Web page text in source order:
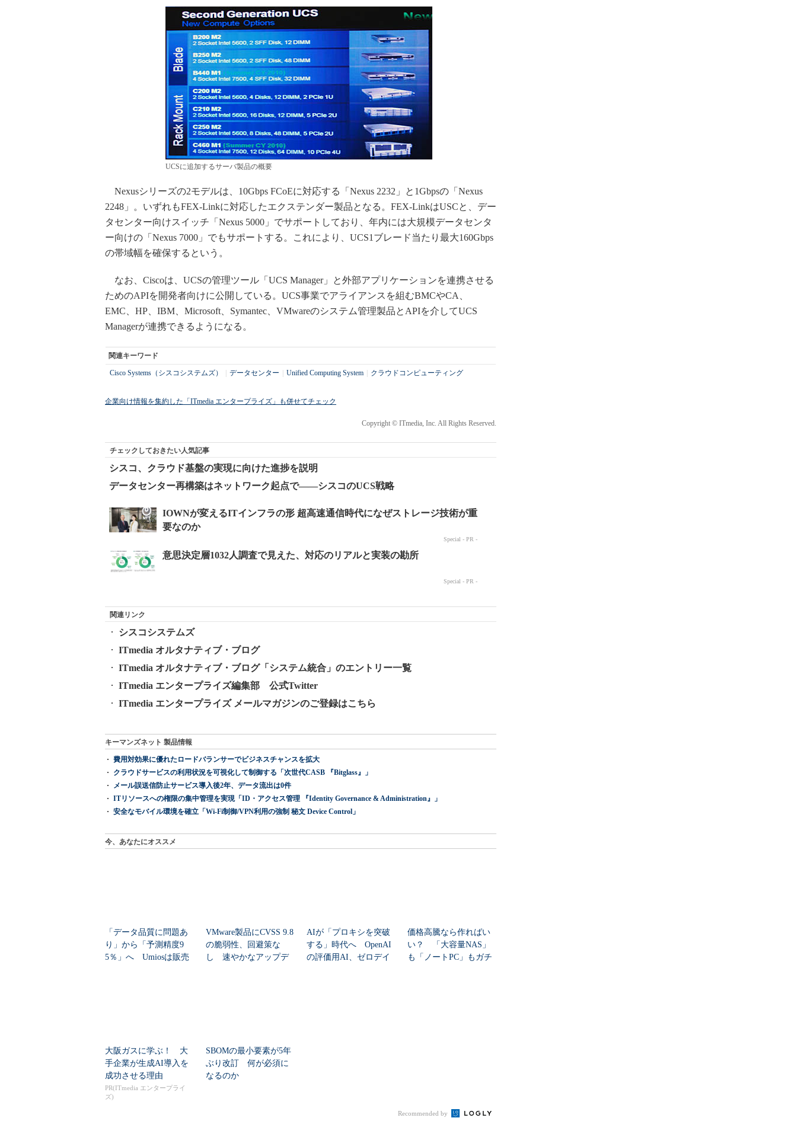
UCSに追加するサーバ製品の概要
Nexusシリーズの2モデルは、10Gbps FCoEに対応する「Nexus 2232」と1Gbpsの「Nexus
2248」。いずれもFEX-Linkに対応したエクステンダー製品となる。FEX-LinkはUSCと、デー
タセンター向けスイッチ「Nexus 5000」でサポートしており、年内には大規模データセンタ
ー向けの「Nexus 7000」でもサポートする。これにより、UCS1ブレード当たり最大160Gbps
の帯域幅を確保するという。
なお、Ciscoは、UCSの管理ツール「UCS Manager」と外部アプリケーションを連携させる
ためのAPIを開発者向けに公開している。UCS事業でアライアンスを組むBMCやCA、
EMC、HP、IBM、Microsoft、Symantec、VMwareのシステム管理製品とAPIを介してUCS
Managerが連携できるようになる。
関連キーワード
Cisco Systems（シスコシステムズ） データセンター Unified Computing System クラウドコンピューティング
企業向け情報を集約した「ITmedia エンタープライズ」も併せてチェック
Copyright © ITmedia, Inc. All Rights Reserved.
チェックしておきたい人気記事
シスコ、クラウド基盤の実現に向けた進捗を説明
データセンター再構築はネットワーク起点で――シスコのUCS戦略
関連リンク
シスコシステムズ
ITmedia オルタナティブ・ブログ
ITmedia オルタナティブ・ブログ「システム統合」のエントリー一覧
ITmedia エンタープライズ編集部 公式Twitter
ITmedia エンタープライズ メールマガジンのご登録はこちら
キーマンズネット 製品情報
費用対効果に優れたロードバランサーでビジネスチャンスを拡大
クラウドサービスの利用状況を可視化して制御する「次世代CASB 『Bitglass』」
メール誤送信防止サービス導入後2年、データ流出は0件
ITリソースへの権限の集中管理を実現「ID・アクセス管理 『Identity Governance & Administration』」
安全なモバイル環境を確立「Wi-Fi制御/VPN利用の強制 秘文 Device Control」
今、あなたにオススメ
「データ品質に問題あ
り」から「予測精度9
5％」へ Umiosは販売
VMware製品にCVSS 9.8
の脆弱性、回避策な
し 速やかなアップデ
AIが「プロキシを突破
する」時代へ OpenAI
の評価用AI、ゼロデイ
価格高騰なら作ればい
い？ 「大容量NAS」
も「ノートPC」もガチ
大阪ガスに学ぶ！ 大
手企業が生成AI導入を
成功させる理由
PR(ITmedia エンタープライ
ズ)
SBOMの最小要素が5年
ぶり改訂 何が必須に
なるのか
Recommended by